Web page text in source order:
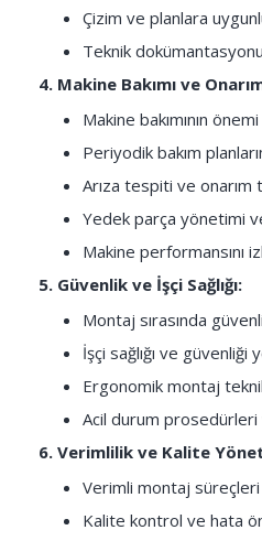
Çizim ve planlara
Teknik
4. Makine Bakımı ve
Makine bakımının
Periyodik bakım
Arıza tespiti ve onarım
Yedek parça yönetimi
Makine performansını
5. Güvenlik ve İşçi Sağlığı:
Montaj sırasında
İşçi sağlığı ve güvenliği
Ergonomik montaj
Acil durum prosedürleri
6. Verimlilik ve Kalite
Verimli montaj
Kalite kontrol ve hata